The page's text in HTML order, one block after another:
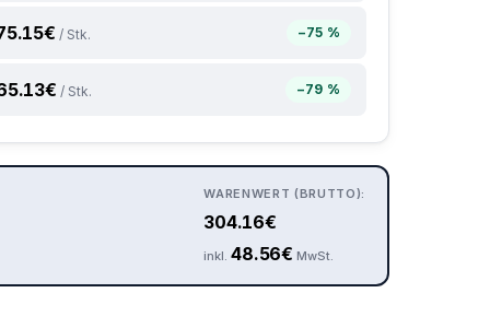
€ / Stk. −75 %
€ / Stk. −79 %
WARENWERT (BRUTTO):
304.16€
inkl. 48.56€ MwSt.